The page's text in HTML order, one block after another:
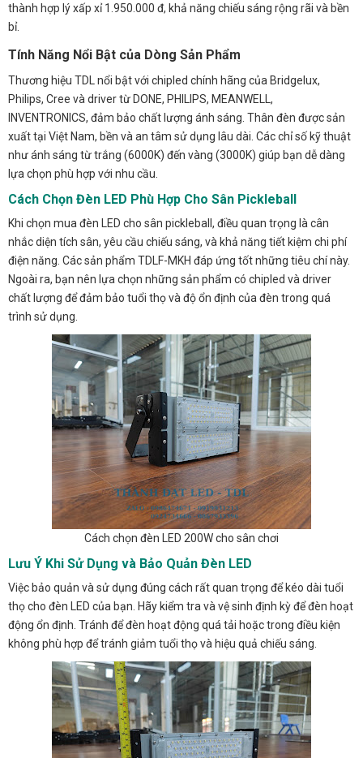
thành hợp lý xấp xỉ 1.950.000 đ, khả năng chiếu sáng rộng rãi và bền
bỉ.
Tính Năng Nổi Bật của Dòng Sản Phẩm
Thương hiệu TDL nổi bật với chipled chính hãng của Bridgelux,
Philips, Cree và driver từ DONE, PHILIPS, MEANWELL,
INVENTRONICS, đảm bảo chất lượng ánh sáng. Thân đèn được sản
xuất tại Việt Nam, bền và an tâm sử dụng lâu dài. Các chỉ số kỹ thuật
như ánh sáng từ trắng (6000K) đến vàng (3000K) giúp bạn dễ dàng
lựa chọn phù hợp với nhu cầu.
Cách Chọn Đèn LED Phù Hợp Cho Sân Pickleball
Khi chọn mua đèn LED cho sân pickleball, điều quan trọng là cân
nhắc diện tích sân, yêu cầu chiếu sáng, và khả năng tiết kiệm chi phí
điện năng. Các sản phẩm TDLF-MKH đáp ứng tốt những tiêu chí này.
Ngoài ra, bạn nên lựa chọn những sản phẩm có chipled và driver
chất lượng để đảm bảo tuổi thọ và độ ổn định của đèn trong quá
trình sử dụng.
Cách chọn đèn LED 200W cho sân chơi
Lưu Ý Khi Sử Dụng và Bảo Quản Đèn LED
Việc bảo quản và sử dụng đúng cách rất quan trọng để kéo dài tuổi
thọ cho đèn LED của bạn. Hãy kiểm tra và vệ sinh định kỳ để đèn hoạt
động ổn định. Tránh để đèn hoạt động quá tải hoặc trong điều kiện
không phù hợp để tránh giảm tuổi thọ và hiệu quả chiếu sáng.